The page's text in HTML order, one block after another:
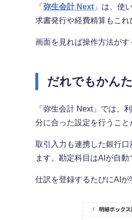
「 弥生会計 Next 」は、使
求書発行や経費精算もこれ
画面を見れば操作方法が
だれでもかん
「弥生会計 Next」では、
分に合った設定を行うこと
取引入力も連携した銀行
ます。勘定科目はAIが自
仕訳を登録するたびにAIが